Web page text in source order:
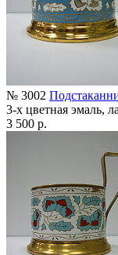
№ 3002
3-х цветная эмаль,
3 500 р.